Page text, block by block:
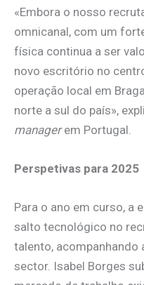
«Embora o nosso
omnicanal, com um
física continua a ser
novo escritório no
operação local em
norte a sul do país»,
managerem Portugal.
Perspetivas para 2025
Para o ano em curso, a
salto tecnológico no
talento, acompanhando
sector. Isabel Borges